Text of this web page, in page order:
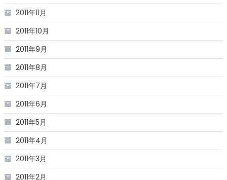
2011年11月
2011年10月
2011年9月
2011年8月
2011年7月
2011年6月
2011年5月
2011年4月
2011年3月
2011年2月